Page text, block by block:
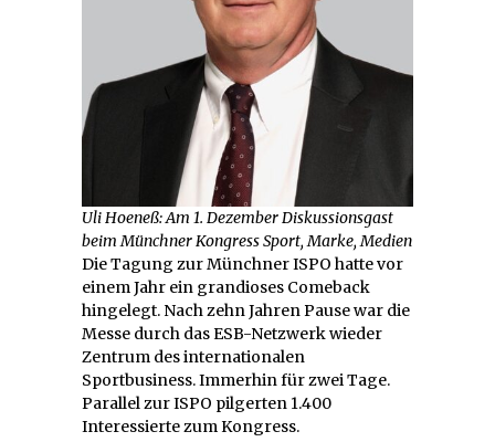
Uli Hoeneß: Am 1. Dezember Diskussionsgast
beim Münchner Kongress Sport, Marke, Medien
Die Tagung zur Münchner ISPO hatte vor
einem Jahr ein grandioses Comeback
hingelegt. Nach zehn Jahren Pause war die
Messe durch das ESB-Netzwerk wieder
Zentrum des internationalen
Sportbusiness. Immerhin für zwei Tage.
Parallel zur ISPO pilgerten 1.400
Interessierte zum Kongress.